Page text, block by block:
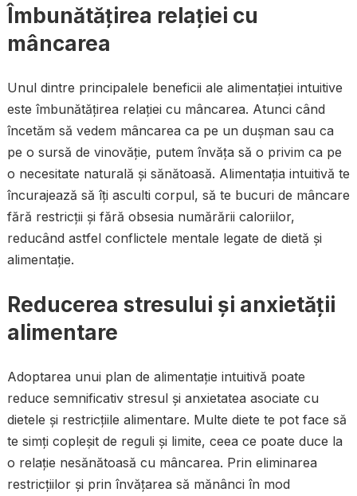
Îmbunătățirea relației cu
mâncarea
Unul dintre principalele beneficii ale alimentației intuitive
este îmbunătățirea relației cu mâncarea. Atunci când
încetăm să vedem mâncarea ca pe un dușman sau ca
pe o sursă de vinovăție, putem învăța să o privim ca pe
o necesitate naturală și sănătoasă. Alimentația intuitivă te
încurajează să îți asculti corpul, să te bucuri de mâncare
fără restricții și fără obsesia numărării caloriilor,
reducând astfel conflictele mentale legate de dietă și
alimentație.
Reducerea stresului și anxietății
alimentare
Adoptarea unui plan de alimentație intuitivă poate
reduce semnificativ stresul și anxietatea asociate cu
dietele și restricțiile alimentare. Multe diete te pot face să
te simți copleșit de reguli și limite, ceea ce poate duce la
o relație nesănătoasă cu mâncarea. Prin eliminarea
restricțiilor și prin învățarea să mănânci în mod